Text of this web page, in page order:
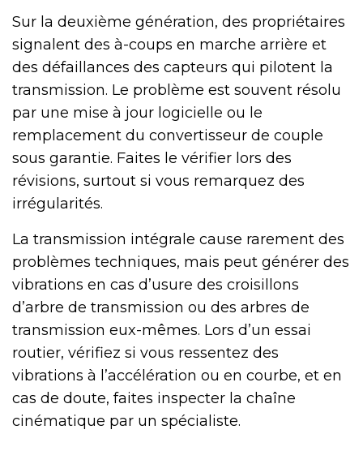
Sur la deuxième génération, des propriétaires
signalent des à-coups en marche arrière et
des défaillances des capteurs qui pilotent la
transmission. Le problème est souvent résolu
par une mise à jour logicielle ou le
remplacement du convertisseur de couple
sous garantie. Faites le vérifier lors des
révisions, surtout si vous remarquez des
irrégularités.
La transmission intégrale cause rarement des
problèmes techniques, mais peut générer des
vibrations en cas d’usure des croisillons
d’arbre de transmission ou des arbres de
transmission eux-mêmes. Lors d’un essai
routier, vérifiez si vous ressentez des
vibrations à l’accélération ou en courbe, et en
cas de doute, faites inspecter la chaîne
cinématique par un spécialiste.